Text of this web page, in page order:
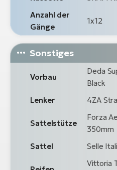
Anzahl der
Gänge
1x12
Sonstiges
Vorbau
Deda
Black
Lenker
4ZA
Sattelstütze
Forza
350mm
Sattel
Selle
Vittoria